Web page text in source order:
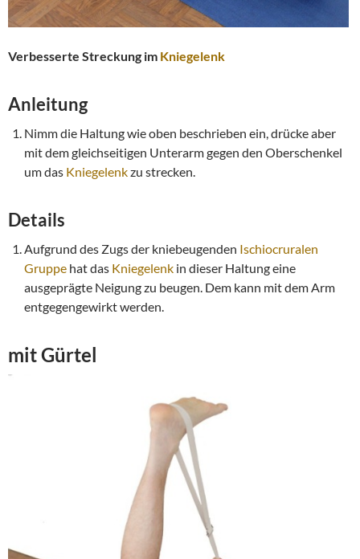
Verbesserte Streckung im Kniegelenk
Anleitung
Nimm die Haltung wie oben beschrieben ein, drücke aber
mit dem gleichseitigen Unterarm gegen den Oberschenkel
um das Kniegelenkzu strecken.
Details
Aufgrund des Zugs der kniebeugenden Ischiocruralen
Gruppe hat das Kniegelenk in dieser Haltung eine
ausgeprägte Neigung zu beugen. Dem kann mit dem Arm
entgegengewirkt werden.
mit Gürtel